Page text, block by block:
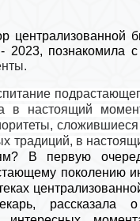
централизованной
2023, познакомила с
в настоящий
традиций, в
В первую
поколению
рассказала